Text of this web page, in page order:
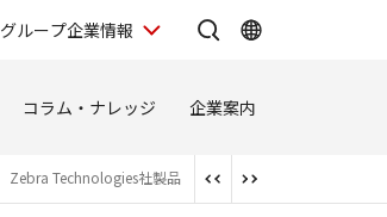
グループ企業情報
コラム・ナレッジ 企業案内
Zebra Technologies社製品